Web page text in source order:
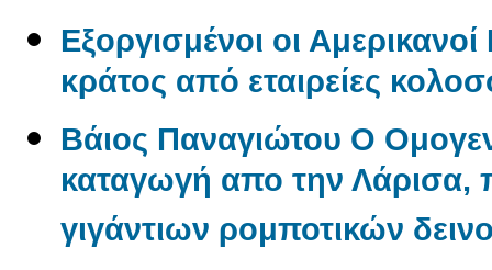
Εξοργισμένοι οι
κράτος από εταιρείες
Βάιος Παναγιώτου O
καταγωγή απο την Λάρισα,
γιγάντιων ρομποτικών